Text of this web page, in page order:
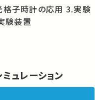
験装置
ミュレーション